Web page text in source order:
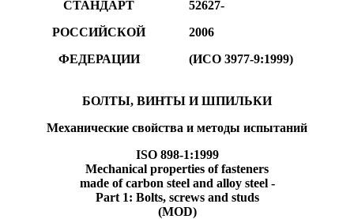
СТАНДАРТ
РОССИЙСКОЙ
ФЕДЕРАЦИИ
52627-
2006
(ИСО 3977-9:1999)
БОЛТЫ, ВИНТЫ И ШПИЛЬКИ
Механические свойства и методы испытаний
ISO 898-1:1999
Mechanical properties of fasteners
made of carbon steel and alloy steel -
Part 1: Bolts, screws and studs
(MOD)